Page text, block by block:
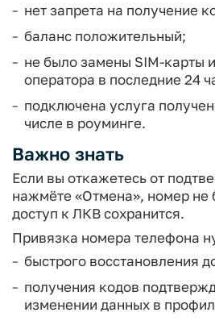
нет запрета на получение
баланс положительный;
не было замены SIM-карты
оператора в последние 24
подключена услуга
числе в роуминге.
Важно знать
Если вы откажетесь от
нажмёте «Отмена», номер не
доступ к ЛКВ сохранится.
Привязка номера телефона
быстрого восстановления
получения кодов
изменении данных в